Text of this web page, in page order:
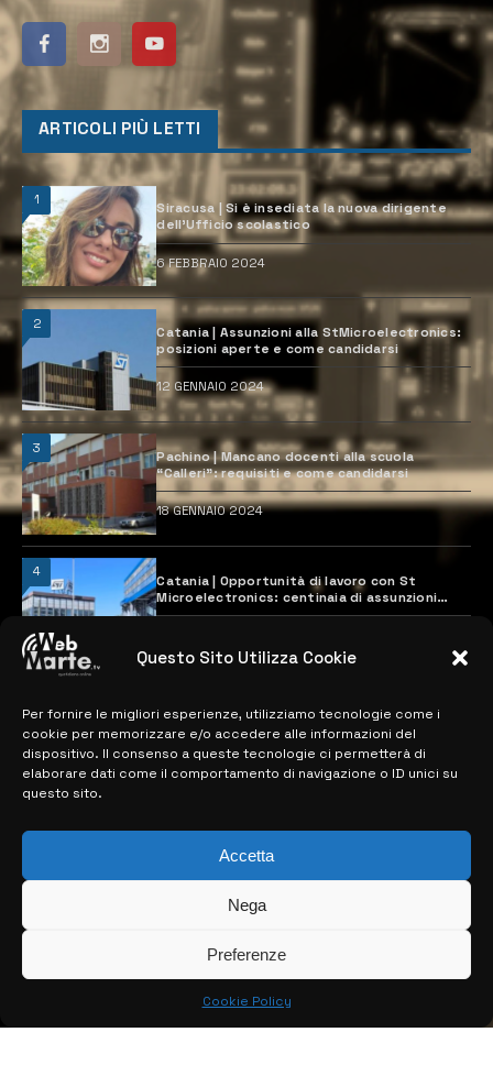
Questo Sito Utilizza Cookie
Per fornire le migliori esperienze, utilizziamo tecnologie come i
cookie per memorizzare e/o accedere alle informazioni del
dispositivo. Il consenso a queste tecnologie ci permetterà di
elaborare dati come il comportamento di navigazione o ID unici su
questo sito.
Accetta
Nega
Preferenze
Cookie Policy
ARTICOLI PIÙ LETTI
1
Siracusa | Si è insediata la nuova dirigente
dell’Ufficio scolastico
6 FEBBRAIO 2024
2
Catania | Assunzioni alla StMicroelectronics:
posizioni aperte e come candidarsi
12 GENNAIO 2024
3
Pachino | Mancano docenti alla scuola
“Calleri”: requisiti e come candidarsi
18 GENNAIO 2024
4
Catania | Opportunità di lavoro con St
Microelectronics: centinaia di assunzioni
previste
MAPPA DEL SITO
> NOTIZIE